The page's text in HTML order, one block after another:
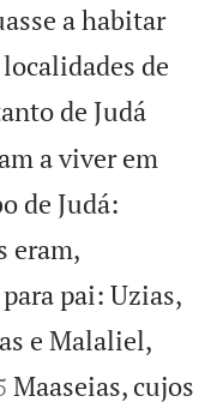
a habitar
de
de Judá
a viver em
de Judá:
eram,
pai: Uzias,
e Malaliel,
Maaseias, cujos